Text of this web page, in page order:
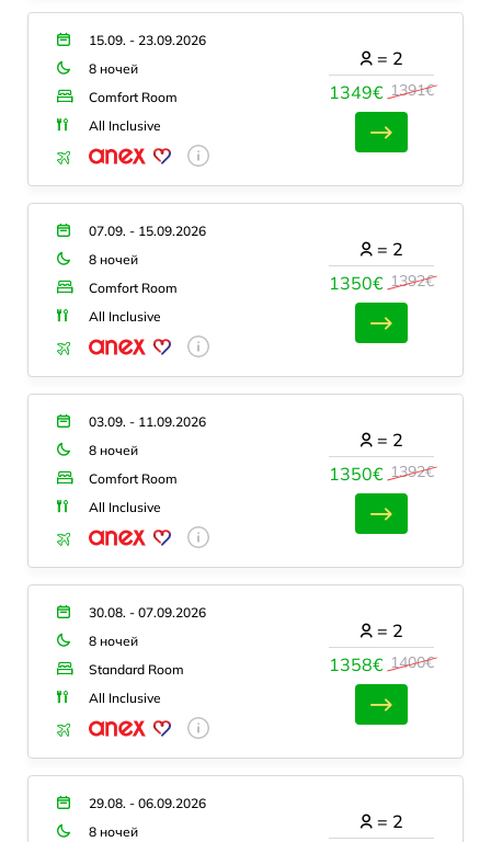
15.09. - 23.09.2026
8 ночей
Comfort Room
All Inclusive
1349€ 1391€
= 2
07.09. - 15.09.2026
8 ночей
Comfort Room
All Inclusive
1350€ 1392€
= 2
03.09. - 11.09.2026
8 ночей
Comfort Room
All Inclusive
1350€ 1392€
= 2
30.08. - 07.09.2026
8 ночей
Standard Room
All Inclusive
1358€ 1400€
= 2
29.08. - 06.09.2026
8 ночей
= 2